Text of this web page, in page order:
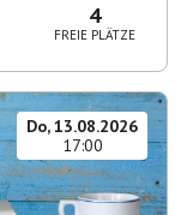
4
FREIE PLÄTZE
Do, 13.08.2026
17:00